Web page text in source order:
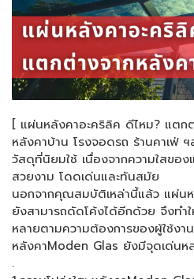
[ แผ่นหลังคาอะคริลิค ดีไหม? แตก
หลังคาบ้าน โรงจอดรถ ร้านคาเฟ่
วัสดุที่นิยมใช้ เนื่องจากความใสขอ
สวยงาม โดดเด่นและทันสมัย
นอกจากคุณสมบัติเหล่านี้แล้ว แผ่น
ยังสามารถดัดโค้งได้อีกด้วย จึงทำ
หลายตามความต้องการของผู้ใช้ง
หลังคาModen Glas ยังมีจุดเด่นห
.